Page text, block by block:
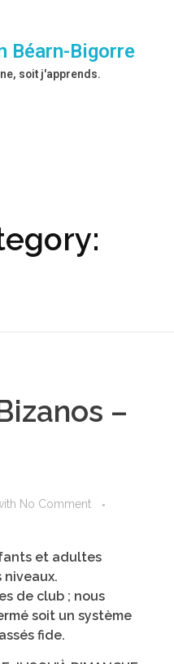
Béarn-Bigorre
soit j'apprends.
–
No Comment
et adultes
niveaux.
de club ; nous
soit un système
fide.